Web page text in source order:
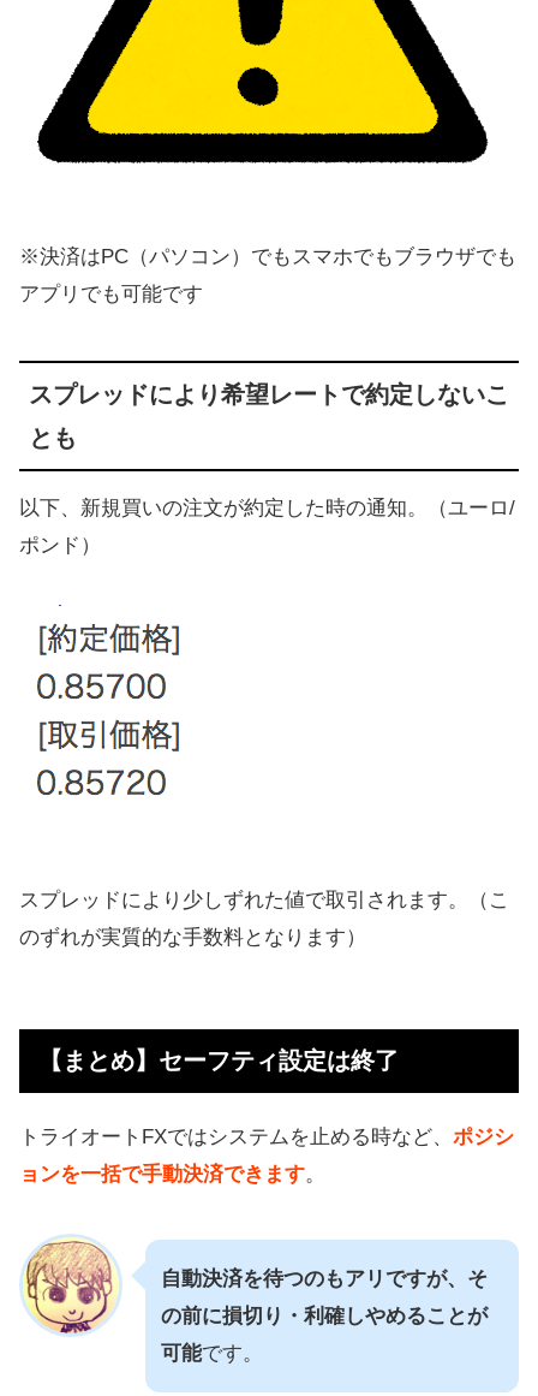
※決済はPC（パソコン）でもスマホでもブラウザでも
アプリでも可能です
スプレッドにより希望レートで約定しないこ
とも
以下、新規買いの注文が約定した時の通知。（ユーロ/
ポンド）
スプレッドにより少しずれた値で取引されます。（こ
のずれが実質的な手数料となります）
【まとめ】セーフティ設定は終了
トライオートFXではシステムを止める時など、 ポジシ
ョンを一括で手動決済できます。
自動決済を待つのもアリですが、そ
の前に損切り・利確しやめることが
可能です。